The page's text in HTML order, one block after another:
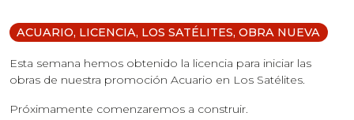
ACUARIO, LICENCIA, LOS SATÉLITES,OBRA NUEVA
Esta semana hemos obtenido la licencia para iniciar las
obras de nuestra promoción Acuario en Los Satélites.
Próximamente comenzaremos a construir.